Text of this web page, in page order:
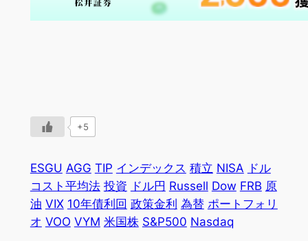
+5
ESGU AGG TIP インデックス 積立 NISA ドル
コスト平均法 投資 ドル円 Russell Dow FRB 原
油 VIX 10年債利回 政策金利 為替 ポートフォリ
オ VOO VYM 米国株 S&P500 Nasdaq